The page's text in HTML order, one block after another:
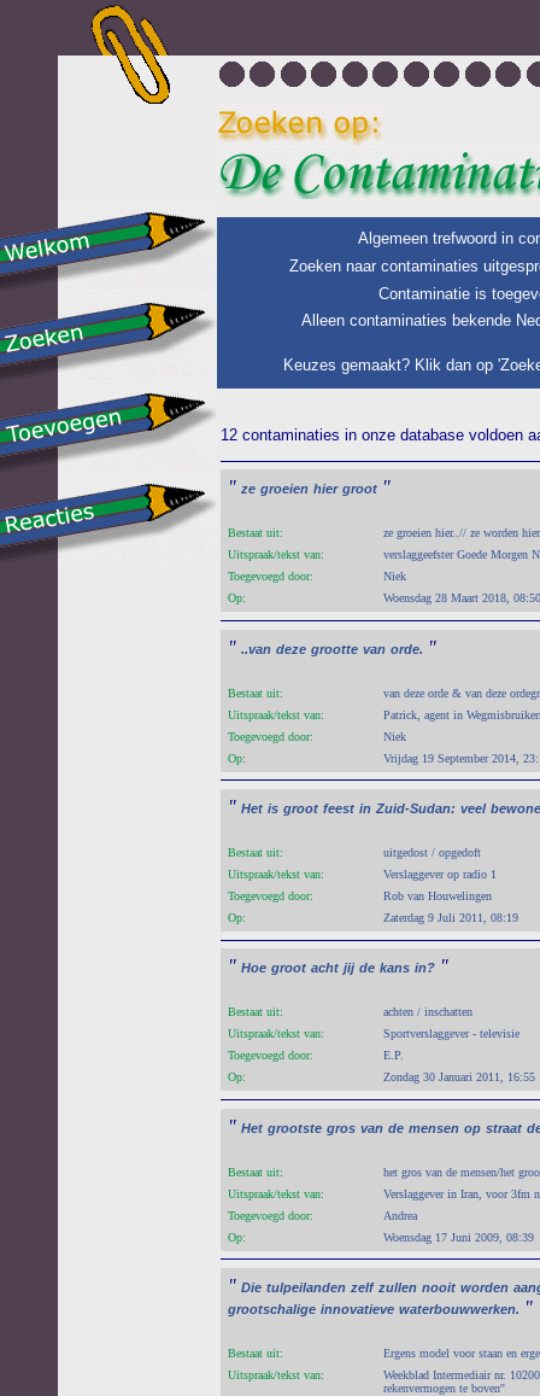
Algemeen trefwoord in
Zoeken naar contaminaties
Contaminatie is
Alleen contaminaties bekende
Keuzes gemaakt? Klik dan op
12 contaminaties in onze database voldoen
" ze groeien hier groot "
Bestaat uit:
ze groeien hier..// ze worden
Uitspraak/tekst van:
verslaggeefster Goede Morgen
Toegevoegd door:
Niek
Op:
Woensdag 28 Maart 2018, 08:50
" ..van deze grootte van orde. "
Bestaat uit:
van deze orde & van deze
Uitspraak/tekst van:
Patrick, agent in
Toegevoegd door:
Niek
Op:
Vrijdag 19 September 2014,
" Het is groot feest in Zuid-Sudan: veel
Bestaat uit:
uitgedost / opgedoft
Uitspraak/tekst van:
Verslaggever op radio 1
Toegevoegd door:
Rob van Houwelingen
Op:
Zaterdag 9 Juli 2011, 08:19
" Hoe groot acht jij de kans in? "
Bestaat uit:
achten / inschatten
Uitspraak/tekst van:
Sportverslaggever - televisie
Toegevoegd door:
E.P.
Op:
Zondag 30 Januari 2011, 16:55
" Het grootste gros van de mensen op straat
Bestaat uit:
het gros van de mensen/het
Uitspraak/tekst van:
Verslaggever in Iran, voor 3fm
Toegevoegd door:
Andrea
Op:
Woensdag 17 Juni 2009, 08:39
" Die tulpeilanden zelf zullen nooit worden
grootschalige innovatieve waterbouwwerken. "
Bestaat uit:
Ergens model voor staan en
Uitspraak/tekst van:
Weekblad Intermediair nr.
rekenvermogen te boven''